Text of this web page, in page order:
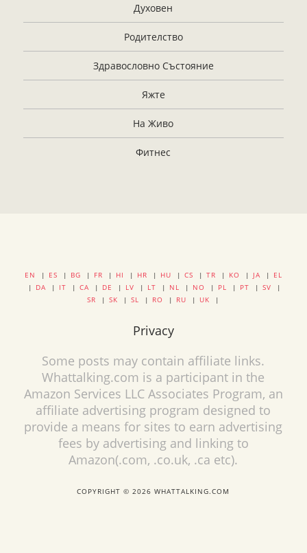
Духовен
Родителство
Здравословно Състояние
Яжте
На Живо
Фитнес
EN | ES | BG | FR | HI | HR | HU | CS | TR | KO | JA | EL
| DA | IT | CA | DE | LV | LT | NL | NO | PL | PT | SV |
SR | SK | SL | RO | RU | UK |
Privacy
Some posts may contain affiliate links.
Whattalking.com is a participant in the
Amazon Services LLC Associates Program, an
affiliate advertising program designed to
provide a means for sites to earn advertising
fees by advertising and linking to
Amazon(.com, .co.uk, .ca etc).
COPYRIGHT © 2026 WHATTALKING.COM